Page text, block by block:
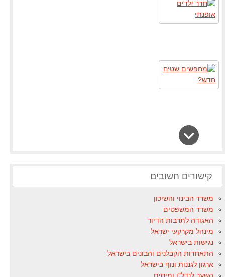
קישורים חשובים
משרד הבינוי והשיכון
משרד המשפטים
האגודה לתרבות הדיור
מינהל מקרקעי ישראל
נגישות בישראל
התאחדות הקבלנים והבונים בישראל
ארגון לגננות ונוף בישראל